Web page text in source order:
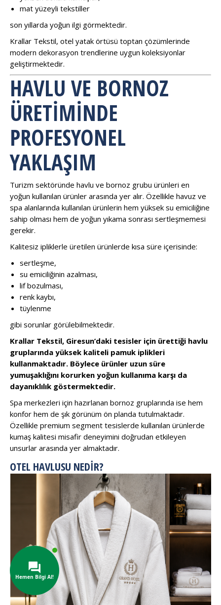
mat yüzeyli tekstiller
son yıllarda yoğun ilgi görmektedir.
Krallar Tekstil, otel yatak örtüsü toptan çözümlerinde
modern dekorasyon trendlerine uygun koleksiyonlar
geliştirmektedir.
HAVLU VE BORNOZ
ÜRETIMINDE
PROFESYONEL
YAKLAŞIM
Turizm sektöründe havlu ve bornoz grubu ürünleri en
yoğun kullanılan ürünler arasında yer alır. Özellikle havuz ve
spa alanlarında kullanılan ürünlerin hem yüksek su emiciliğine
sahip olması hem de yoğun yıkama sonrası sertleşmemesi
gerekir.
Kalitesiz ipliklerle üretilen ürünlerde kısa süre içerisinde:
sertleşme,
su emiciliğinin azalması,
lif bozulması,
renk kaybı,
tüylenme
gibi sorunlar görülebilmektedir.
Krallar Tekstil, Giresun’daki tesisler için ürettiği havlu
gruplarında yüksek kaliteli pamuk iplikleri
kullanmaktadır. Böylece ürünler uzun süre
yumuşaklığını korurken yoğun kullanıma karşı da
dayanıklılık göstermektedir.
Spa merkezleri için hazırlanan bornoz gruplarında ise hem
konfor hem de şık görünüm ön planda tutulmaktadır.
Özellikle premium segment tesislerde kullanılan ürünlerde
kumaş kalitesi misafir deneyimini doğrudan etkileyen
unsurlar arasında yer almaktadır.
OTEL HAVLUSU NEDIR?